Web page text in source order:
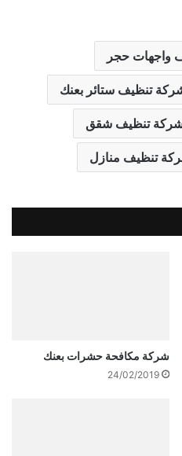
واجهات حجر
تنظيف ستائر بعنك
تنظيف شقق
تنظيف منازل
شركة مكافحة حشرات بعنك
24/02/2019